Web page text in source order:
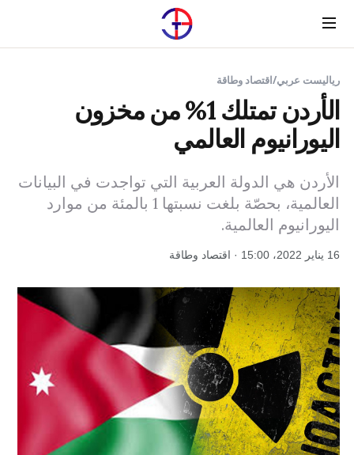
Menu
رياليست عربي/اقتصاد وطاقة
الأردن تمتلك 1% من مخزون
اليورانيوم العالمي
الأردن هي الدولة العربية التي تواجدت في البيانات
العالمية، بحصّة بلغت نسبتها 1 بالمئة من موارد
اليورانيوم العالمية.
16 يناير 2022، 15:00 · اقتصاد وطاقة